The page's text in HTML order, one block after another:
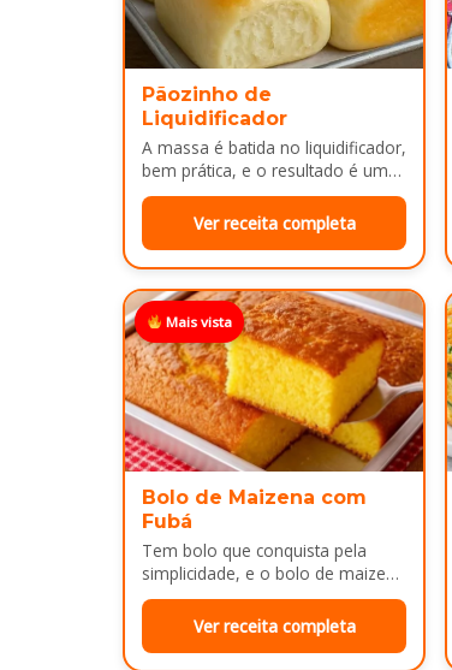
Pãozinho de
Liquidificador
A massa é batida no liquidificador,
bem prática, e o resultado é um
pão leve, macio...
Ver receita completa
Mais vista
Bolo de Maizena com
Fubá
Tem bolo que conquista pela
simplicidade, e o bolo de maizena
com fubá é um ótimo exemplo..
Ver receita completa